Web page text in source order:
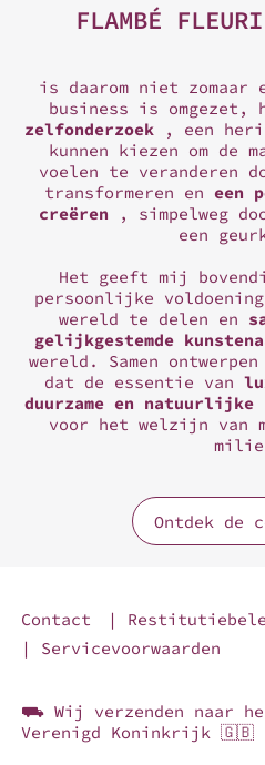
FLAMBÉ
is daarom niet zomaar
business is omgezet,
zelfonderzoek, een
kunnen kiezen om de
voelen te veranderen
transformeren en een
creëren , simpelweg
een
Het geeft mij
persoonlijke
wereld te delen en
gelijkgestemde
wereld. Samen
dat de essentie van
duurzame en natuurlijke
voor het welzijn van
Ontdek de
Contact |
| Servicevoorwaarden
⛟ Wij verzenden naar
Verenigd Koninkrijk 🇬🇧